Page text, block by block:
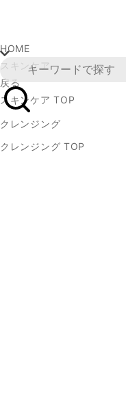
HOME
スキンケア
戻る
スキンケア TOP
クレンジング
クレンジング TOP